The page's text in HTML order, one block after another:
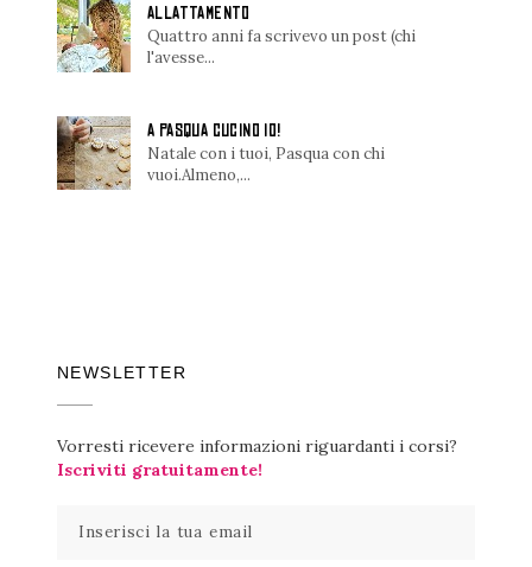
ALLATTAMENTO
Quattro anni fa scrivevo un post (chi
l'avesse...
A PASQUA CUCINO IO!
Natale con i tuoi, Pasqua con chi
vuoi.Almeno,...
NEWSLETTER
Vorresti ricevere informazioni riguardanti i corsi?
Iscriviti gratuitamente!